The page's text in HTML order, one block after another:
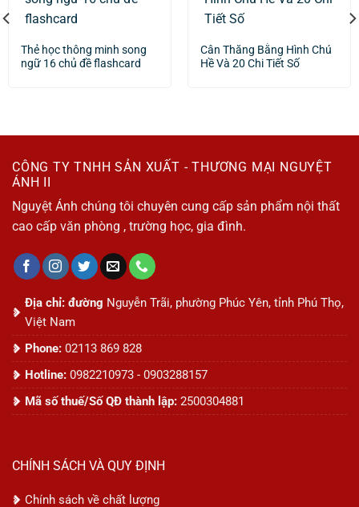
Thẻ học thông minh song
ngữ 16 chủ đề flashcard
Cân Thăng Bằng Hình Chú
Hề Và 20 Chi Tiết Số
CÔNG TY TNHH SẢN XUẤT - THƯƠNG MẠI NGUYỆT
ÁNH II
Nguyệt Ánh chúng tôi chuyên cung cấp sản phẩm nội thất
cao cấp văn phòng , trường học, gia đình.
Địa chỉ: đường Nguyễn Trãi, phường Phúc Yên, tỉnh Phú Thọ,
Việt Nam
Phone: 02113 869 828
Hotline: 0982210973 - 0903288157
Mã số thuế/Số QĐ thành lập: 2500304881
CHÍNH SÁCH VÀ QUY ĐỊNH
Chính sách về chất lượng